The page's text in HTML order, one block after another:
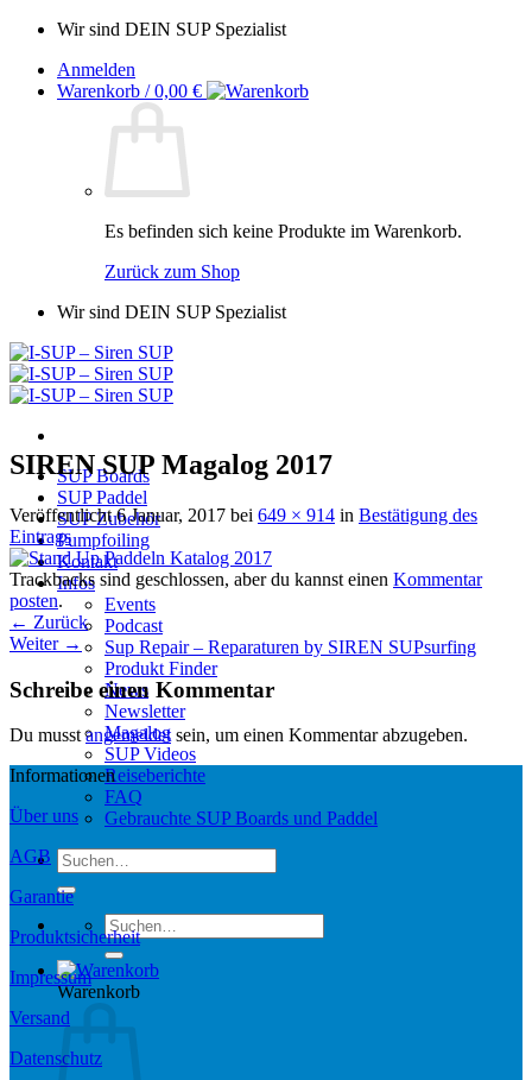
Zum
springen
Wir sind DEIN SUP Spezialist
Anmelden
Warenkorb /0,00 €
Es befinden sich keine Produkte im Warenkorb.
Zurück zum Shop
Wir sind DEIN SUP Spezialist
SUP Boards
SUP Paddel
SUP Zubehör
Pumpfoiling
Kontakt
Infos
Events
Podcast
Sup Repair – Reparaturen by SIREN SUPsurfing
Produkt Finder
News
Newsletter
Magalog
SUP Videos
Reiseberichte
FAQ
Gebrauchte SUP Boards und Paddel
Suchen
nach:
Suchen
nach:
Warenkorb
SIREN SUP Magalog 2017
Veröffentlicht6 Januar, 2017 bei 649 × 914 in Bestätigung des
Eintrags
Trackbacks sind geschlossen, aber du kannst einen Kommentar
posten.
← Zurück
Weiter →
Schreibe einen Kommentar
Du musstangemeldet sein, um einen Kommentar abzugeben.
Informationen
Über uns
AGB
Garantie
Produktsicherheit
Impressum
Versand
Datenschutz